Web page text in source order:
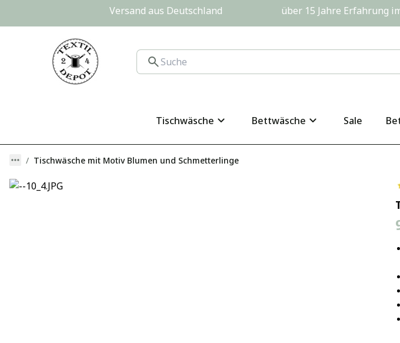
Versand aus Deutschland                         über 15 Jahre Erfahrung
Tischwäsche Bettwäsche Sale
Tischwäsche mit Motiv Blumen und Schmetterlinge